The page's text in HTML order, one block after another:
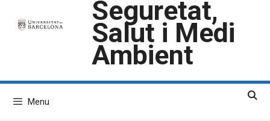
Seguretat,
Salut i Medi
Ambient
Menu